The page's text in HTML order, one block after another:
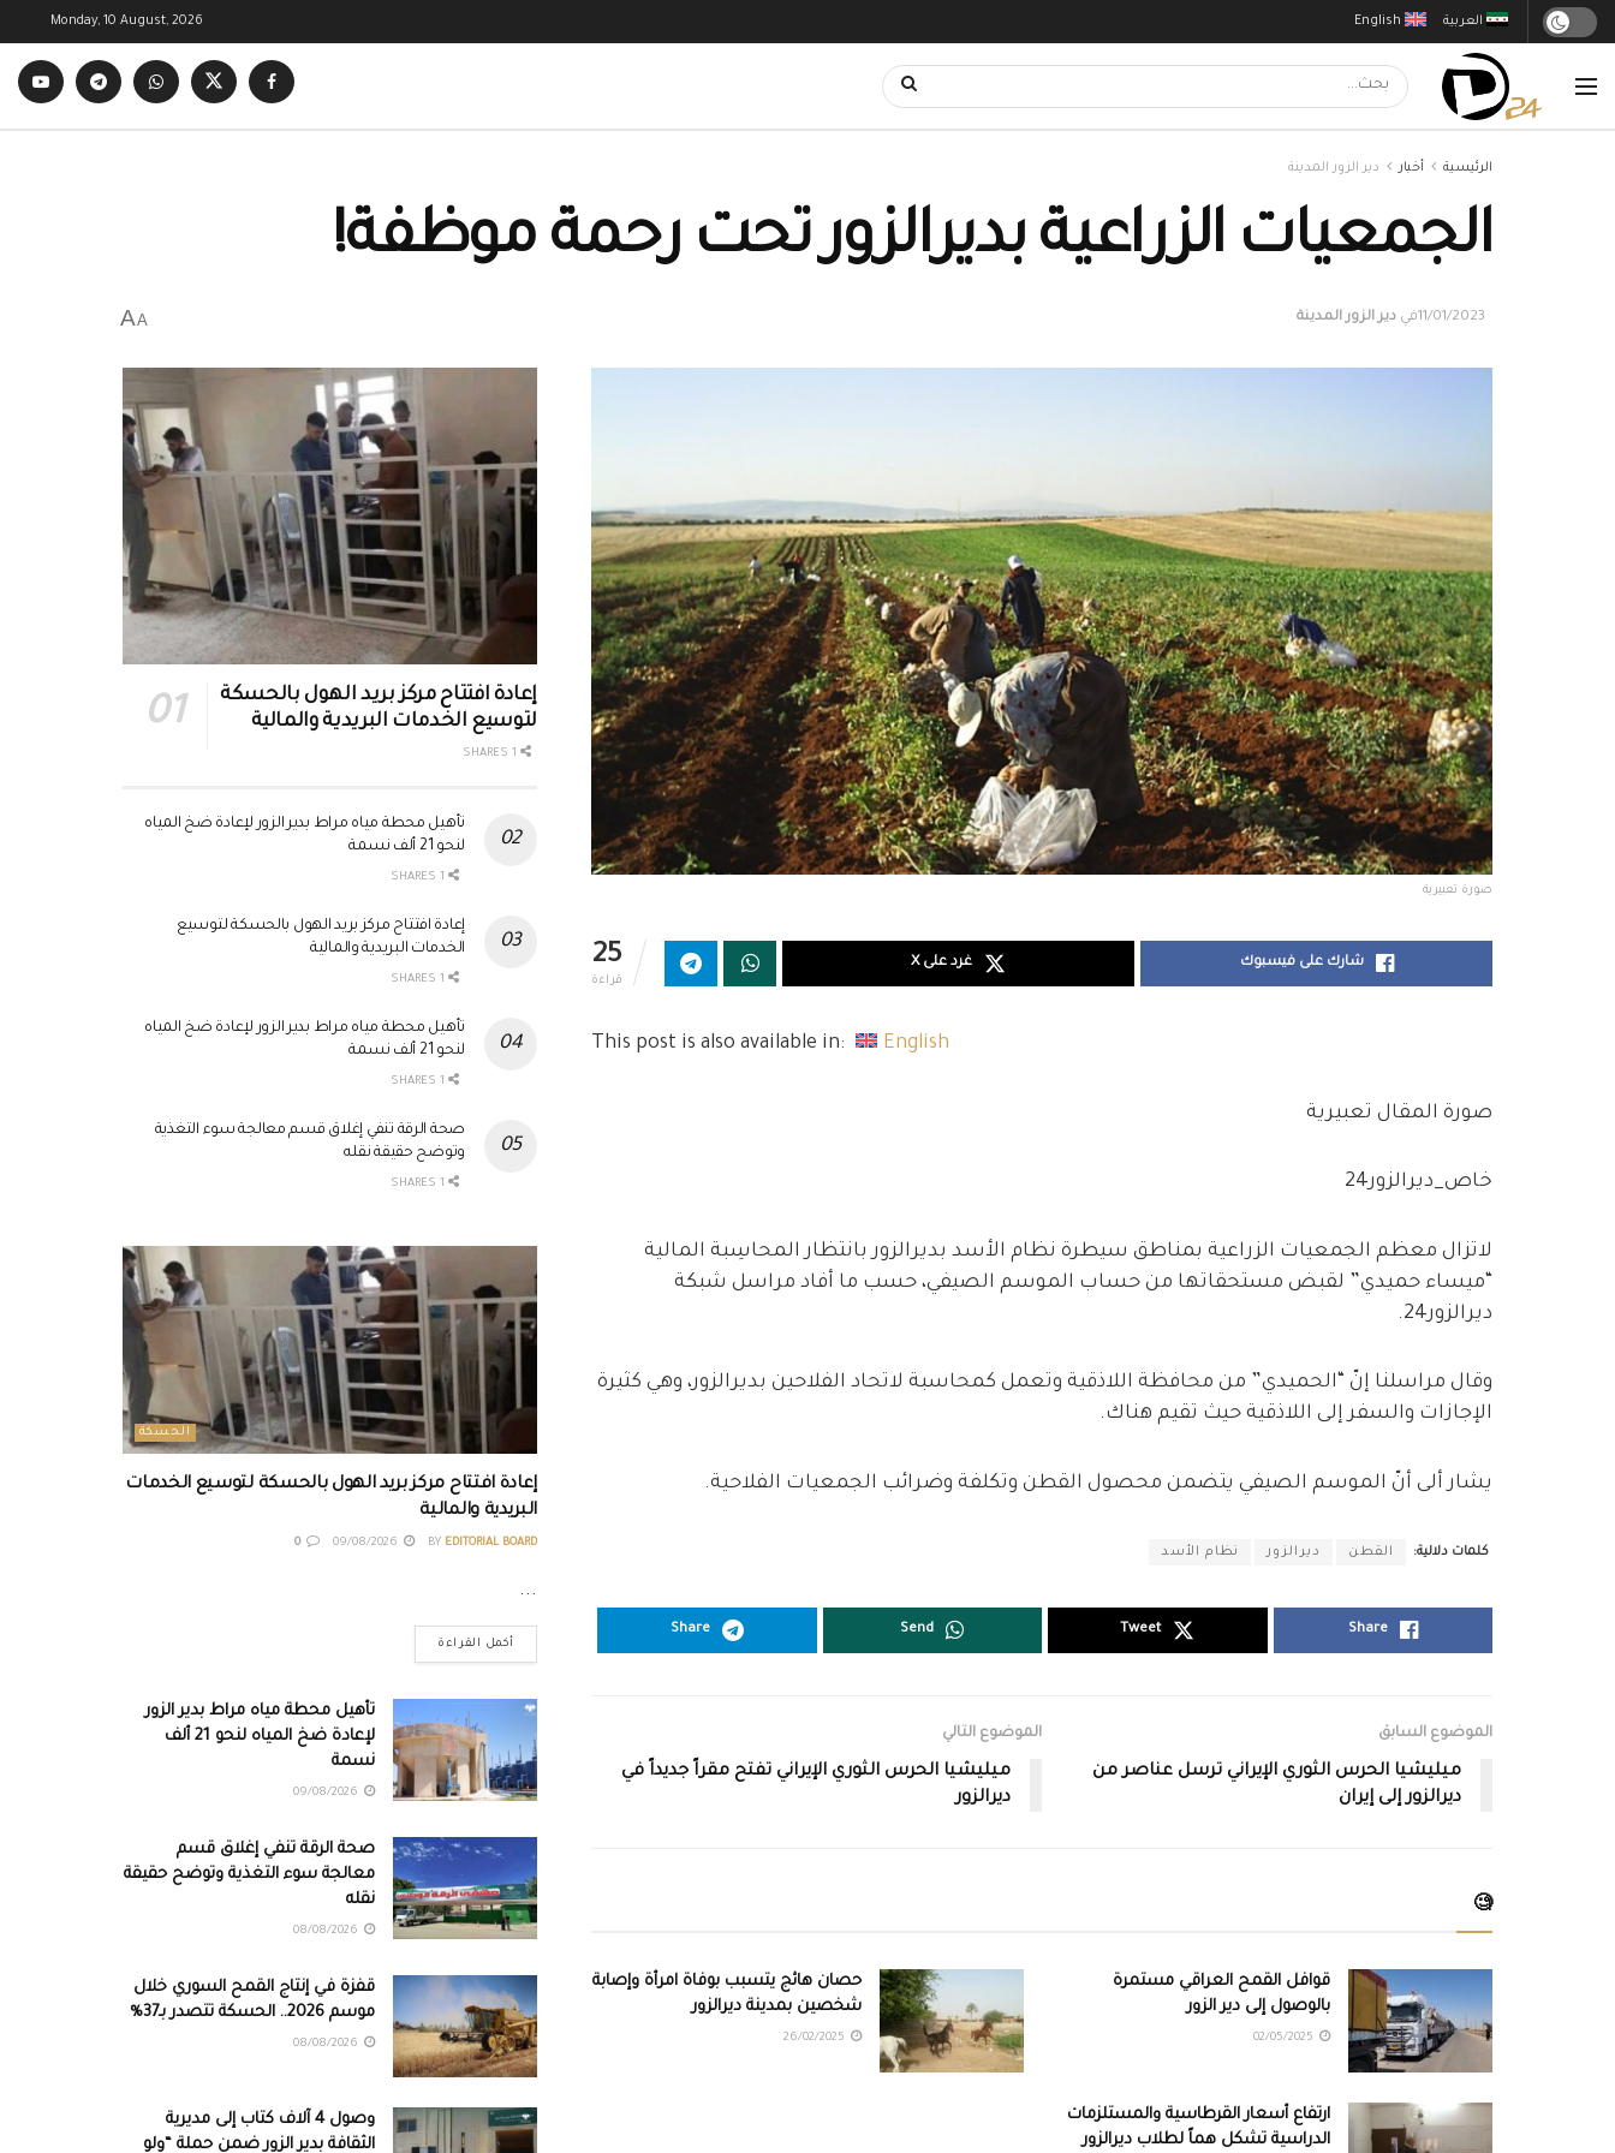
English العربية Monday, 10 August, 2026
الرئيسية أخبار دير الزور المدينة
الجمعيات الزراعية بديرالزور تحت رحمة موظفة!
11/01/2023 في دير الزور المدينة A
A
صورة تعبيرية
25
قراءة
شارك على فيسبوك غرد على X
This post is also available in: English
صورة المقال تعبيرية
خاص_ديرالزور24
لاتزال معظم الجمعيات الزراعية بمناطق سيطرة نظام الأسد بديرالزور بانتظار المحاسِبة المالية
“ميساء حميدي” لقبض مستحقاتها من حساب الموسم الصيفي، حسب ما أفاد مراسل شبكة
ديرالزور24.
وقال مراسلنا إنّ “الحميدي” من محافظة اللاذقية وتعمل كمحاسبة لاتحاد الفلاحين بديرالزور، وهي كثيرة
الإجازات والسفر إلى اللاذقية حيث تقيم هناك.
يشار ألى أنّ الموسم الصيفي يتضمن محصول القطن وتكلفة وضرائب الجمعيات الفلاحية.
كلمات دلالية: القطن ديرالزور نظام الأسد
Share
Tweet
Send
Share
الموضوع السابق
ميليشيا الحرس الثوري الإيراني ترسل عناصر من
ديرالزور إلى إيران
الموضوع التالي
ميليشيا الحرس الثوري الإيراني تفتح مقراً جديداً في
ديرالزور
🧐
قوافل القمح العراقي مستمرة
بالوصول إلى دير الزور
حصان هائج يتسبب بوفاة امرأة وإصابة
شخصين بمدينة ديرالزور
ارتفاع أسعار القرطاسية والمستلزمات
الدراسية تشكل هماً لطلاب ديرالزور
إعادة افتتاح مركز بريد الهول بالحسكة
لتوسيع الخدمات البريدية والمالية
تأهيل محطة مياه مراط بدير الزور لإعادة ضخ المياه
لنحو 21 ألف نسمة
إعادة افتتاح مركز بريد الهول بالحسكة لتوسيع
الخدمات البريدية والمالية
تأهيل محطة مياه مراط بدير الزور لإعادة ضخ المياه
لنحو 21 ألف نسمة
صحة الرقة تنفي إغلاق قسم معالجة سوء التغذية
وتوضح حقيقة نقله
الحسكة
إعادة افتتاح مركز بريد الهول بالحسكة لتوسيع الخدمات
البريدية والمالية
BY EDITORIAL BOARD
0
...
أكمل القراءة
تأهيل محطة مياه مراط بدير الزور
لإعادة ضخ المياه لنحو 21 ألف
نسمة
صحة الرقة تنفي إغلاق قسم
معالجة سوء التغذية وتوضح حقيقة
نقله
قفزة في إنتاج القمح السوري خلال
موسم 2026.. الحسكة تتصدر بـ37%
وصول 4 آلاف كتاب إلى مديرية
الثقافة بدير الزور ضمن حملة “ولو